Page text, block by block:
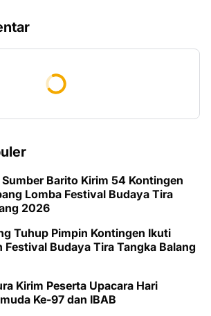
Sumber Barito Kirim 54 Kontingen
Lomba Festival Budaya Tira
2026
Tuhup Pimpin Kontingen Ikuti
Festival Budaya Tira Tangka Balang
Kirim Peserta Upacara Hari
Ke-97 dan IBAB